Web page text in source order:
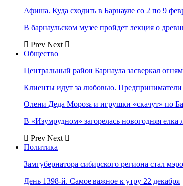
Афиша. Куда сходить в Барнауле со 2 по 9
В барнаульском музее пройдет лекция о
Prev Next
Общество
Центральный район Барнаула засверкал
Клиенты идут за любовью. Предприниматели
Олени Деда Мороза и игрушки «скачут» по
В «Изумрудном» загорелась новогодняя
Prev Next
Политика
Замгубернатора сибирского региона стал
День 1398-й. Самое важное к утру 22 декабря